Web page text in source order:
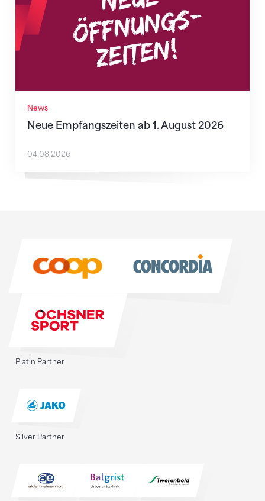
News
Neue Empfangszeiten ab 1. August 2026
04.08.2026
Platin Partner
Silver Partner